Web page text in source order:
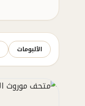
الألبومات